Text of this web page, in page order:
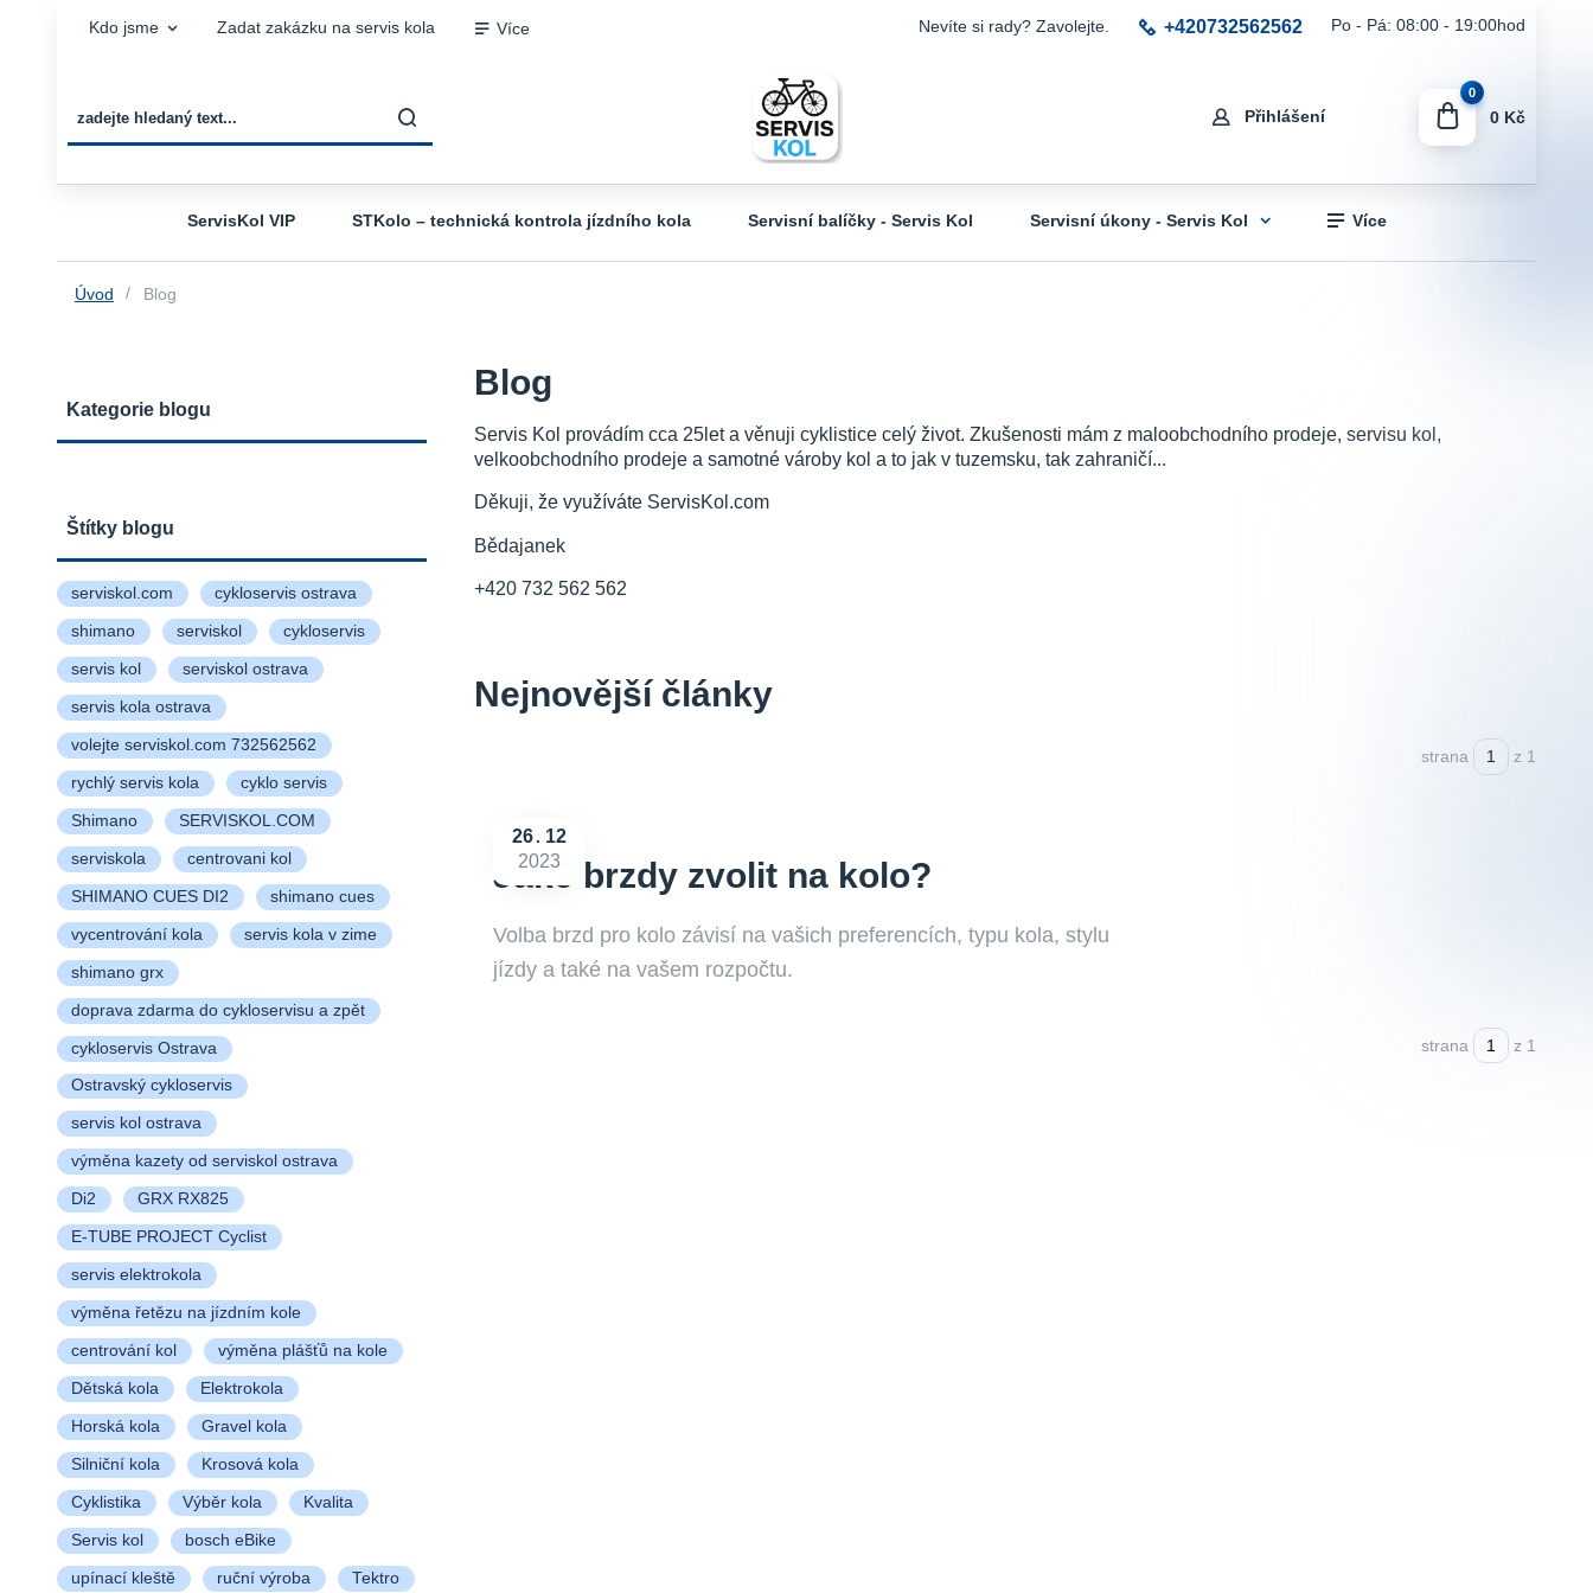
Kdo jsme Zadat zakázku na servis kola Více
Přihlášení
Nevíte si rady? Zavolejte. +420732562562 Po - Pá: 08:00 - 19:00hod
0
0 Kč
ServisKol VIP STKolo – technická kontrola jízdního kola Servisní balíčky - Servis Kol Servisní úkony - Servis Kol Více
Úvod Blog
Kategorie blogu
Štítky blogu
serviskol.com cykloservis ostrava
shimano serviskol cykloservis
servis kol serviskol ostrava
servis kola ostrava
volejte serviskol.com 732562562
rychlý servis kola cyklo servis
Shimano SERVISKOL.COM
serviskola centrovani kol
SHIMANO CUES DI2 shimano cues
vycentrování kola servis kola v zime
shimano grx
doprava zdarma do cykloservisu a zpět
cykloservis Ostrava
Ostravský cykloservis
servis kol ostrava
výměna kazety od serviskol ostrava
Di2 GRX RX825
E-TUBE PROJECT Cyclist
servis elektrokola
výměna řetězu na jízdním kole
centrování kol výměna plášťů na kole
Dětská kola Elektrokola
Horská kola Gravel kola
Silniční kola Krosová kola
Cyklistika Výběr kola Kvalita
Servis kol bosch eBike
upínací kleště ruční výroba Tektro
Blog
Servis Kol provádím cca 25let a věnuji cyklistice celý život. Zkušenosti mám z maloobchodního prodeje, servisu kol,
velkoobchodního prodeje a samotné vároby kol a to jak v tuzemsku, tak zahraničí...
Děkuji, že využíváte ServisKol.com
Bědajanek
+420 732 562 562
Nejnovější články
strana z 1
Jaké brzdy zvolit na kolo?
26
12
2023
Volba brzd pro kolo závisí na vašich preferencích, typu kola, stylu
jízdy a také na vašem rozpočtu.
strana z 1